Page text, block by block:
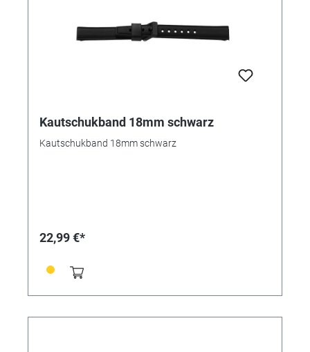
Kautschukband 18mm schwarz
Kautschukband 18mm schwarz
22,99 €*